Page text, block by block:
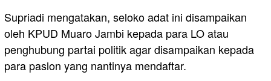
Supriadi mengatakan, seloko adat ini disampaikan
oleh KPUD Muaro Jambi kepada para LO atau
penghubung partai politik agar disampaikan kepada
para paslon yang nantinya mendaftar.